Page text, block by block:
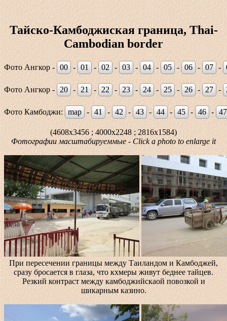
Тайско-Камбоджиская граница, Thai-
Cambodian border
Фото Ангкор - 00 - 01 - 02 - 03 - 04 - 05 - 06 - 07 -
Фото Ангкор - 20 - 21 - 22 - 23 - 24 - 25 - 26 - 27 -
Фото Камбоджи: map - 41 - 42 - 43 - 44 - 45 - 46 - 47
(4608x3456 ; 4000x2248 ; 2816x1584)
Фотографии масштабируеммые - Click a photo to enlarge it
При пересечении границы между Таиландом и Камбоджей,
сразу бросается в глаза, что кхмеры живут беднее тайцев.
Резкий контраст между камбоджийскаой повозкой и
шикарным казино.